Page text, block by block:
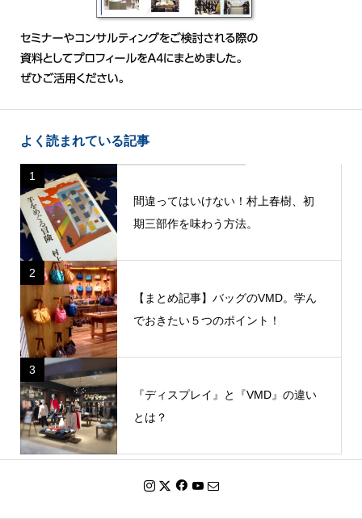
よく読まれている記事
1
間違ってはいけない！村上春樹、初
期三部作を味わう方法。
2
【まとめ記事】バッグのVMD。学ん
でおきたい５つのポイント！
3
『ディスプレイ』と『VMD』の違い
とは？